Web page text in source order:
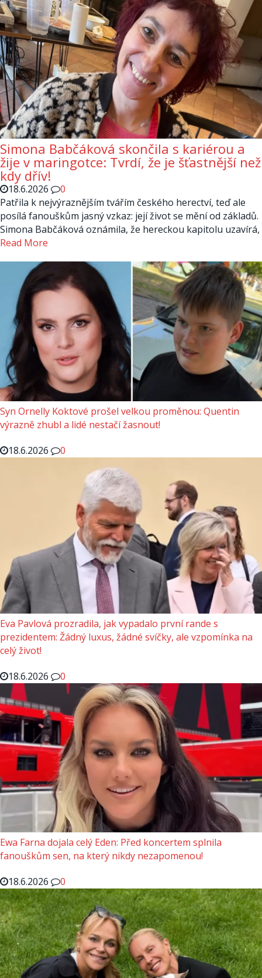
Simona Babčáková skončila s kariérou a
žije v maringotce: Tvrdí, že je šťastnější než
kdy dřív!
18.6.2026
0
Patřila k nejvýraznějším tvářím českého herectví, teď ale
posílá fanouškům jasný vzkaz: její život se mění od základů.
Simona Babčáková oznámila, že hereckou kapitolu uzavírá,
Read More
Syn Ornelly Koktové prošel velkou proměnou: Quentin
výrazně zhubl a lidé nestačí žasnout!
18.6.2026
0
Eva Pavlová prozradila, jak vypadalo první rande s
prezidentem: Žádný luxus, žádné svíčky, ale vzpomínka na
celý život!
18.6.2026
0
Ewa Farna dojala celý Eden: Před koncertem splnila
fanouškům sen, na který nikdy nezapomenou!
18.6.2026
0